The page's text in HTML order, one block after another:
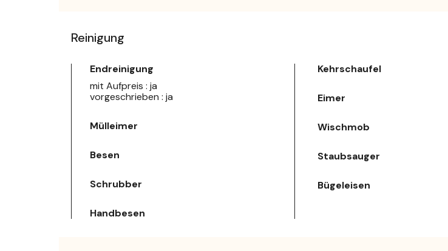
Reinigung
Endreinigung
mit Aufpreis : ja
vorgeschrieben : ja
Mülleimer
Besen
Schrubber
Handbesen
Kehrschaufel
Eimer
Wischmob
Staubsauger
Bügeleisen